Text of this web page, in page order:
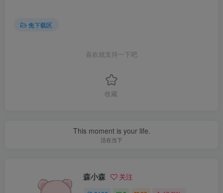
免下载区
喜欢就支持一下吧
收藏
This moment is your life.
活在当下
森小森 关注